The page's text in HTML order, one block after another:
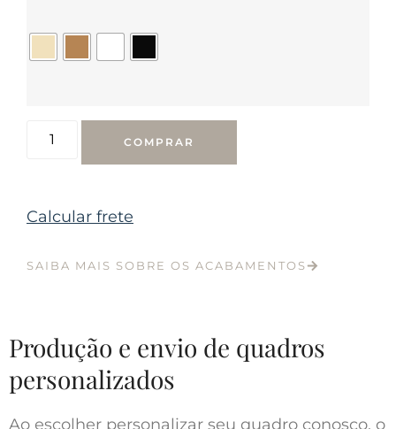
COMPRAR
Calcular frete
SAIBA MAIS SOBRE OS ACABAMENTOS
Produção e envio de quadros
personalizados
Ao escolher personalizar seu quadro conosco, o